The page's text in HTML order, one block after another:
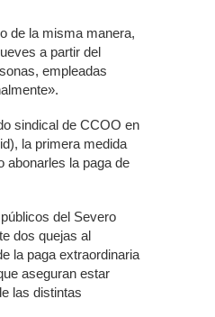
de la misma manera,
a partir del
empleadas
sindical de CCOO en
la primera medida
abonarles la paga de
del Severo
dos quejas al
la paga extraordinaria
aseguran estar
las distintas